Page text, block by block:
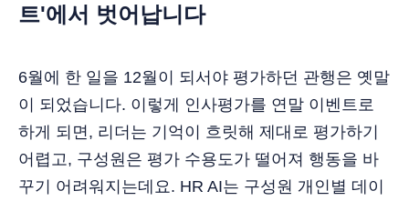
트'에서 벗어납니다
6월에 한 일을 12월이 되서야 평가하던 관행은 옛말
이 되었습니다. 이렇게 인사평가를 연말 이벤트로
하게 되면, 리더는 기억이 흐릿해 제대로 평가하기
어렵고, 구성원은 평가 수용도가 떨어져 행동을 바
꾸기 어려워지는데요. HR AI는 구성원 개인별 데이